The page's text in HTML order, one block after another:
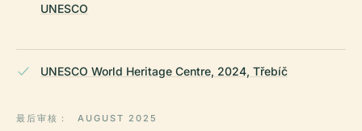
UNESCO
UNESCO World Heritage Centre, 2024, Třebíč
最后审核： AUGUST 2025